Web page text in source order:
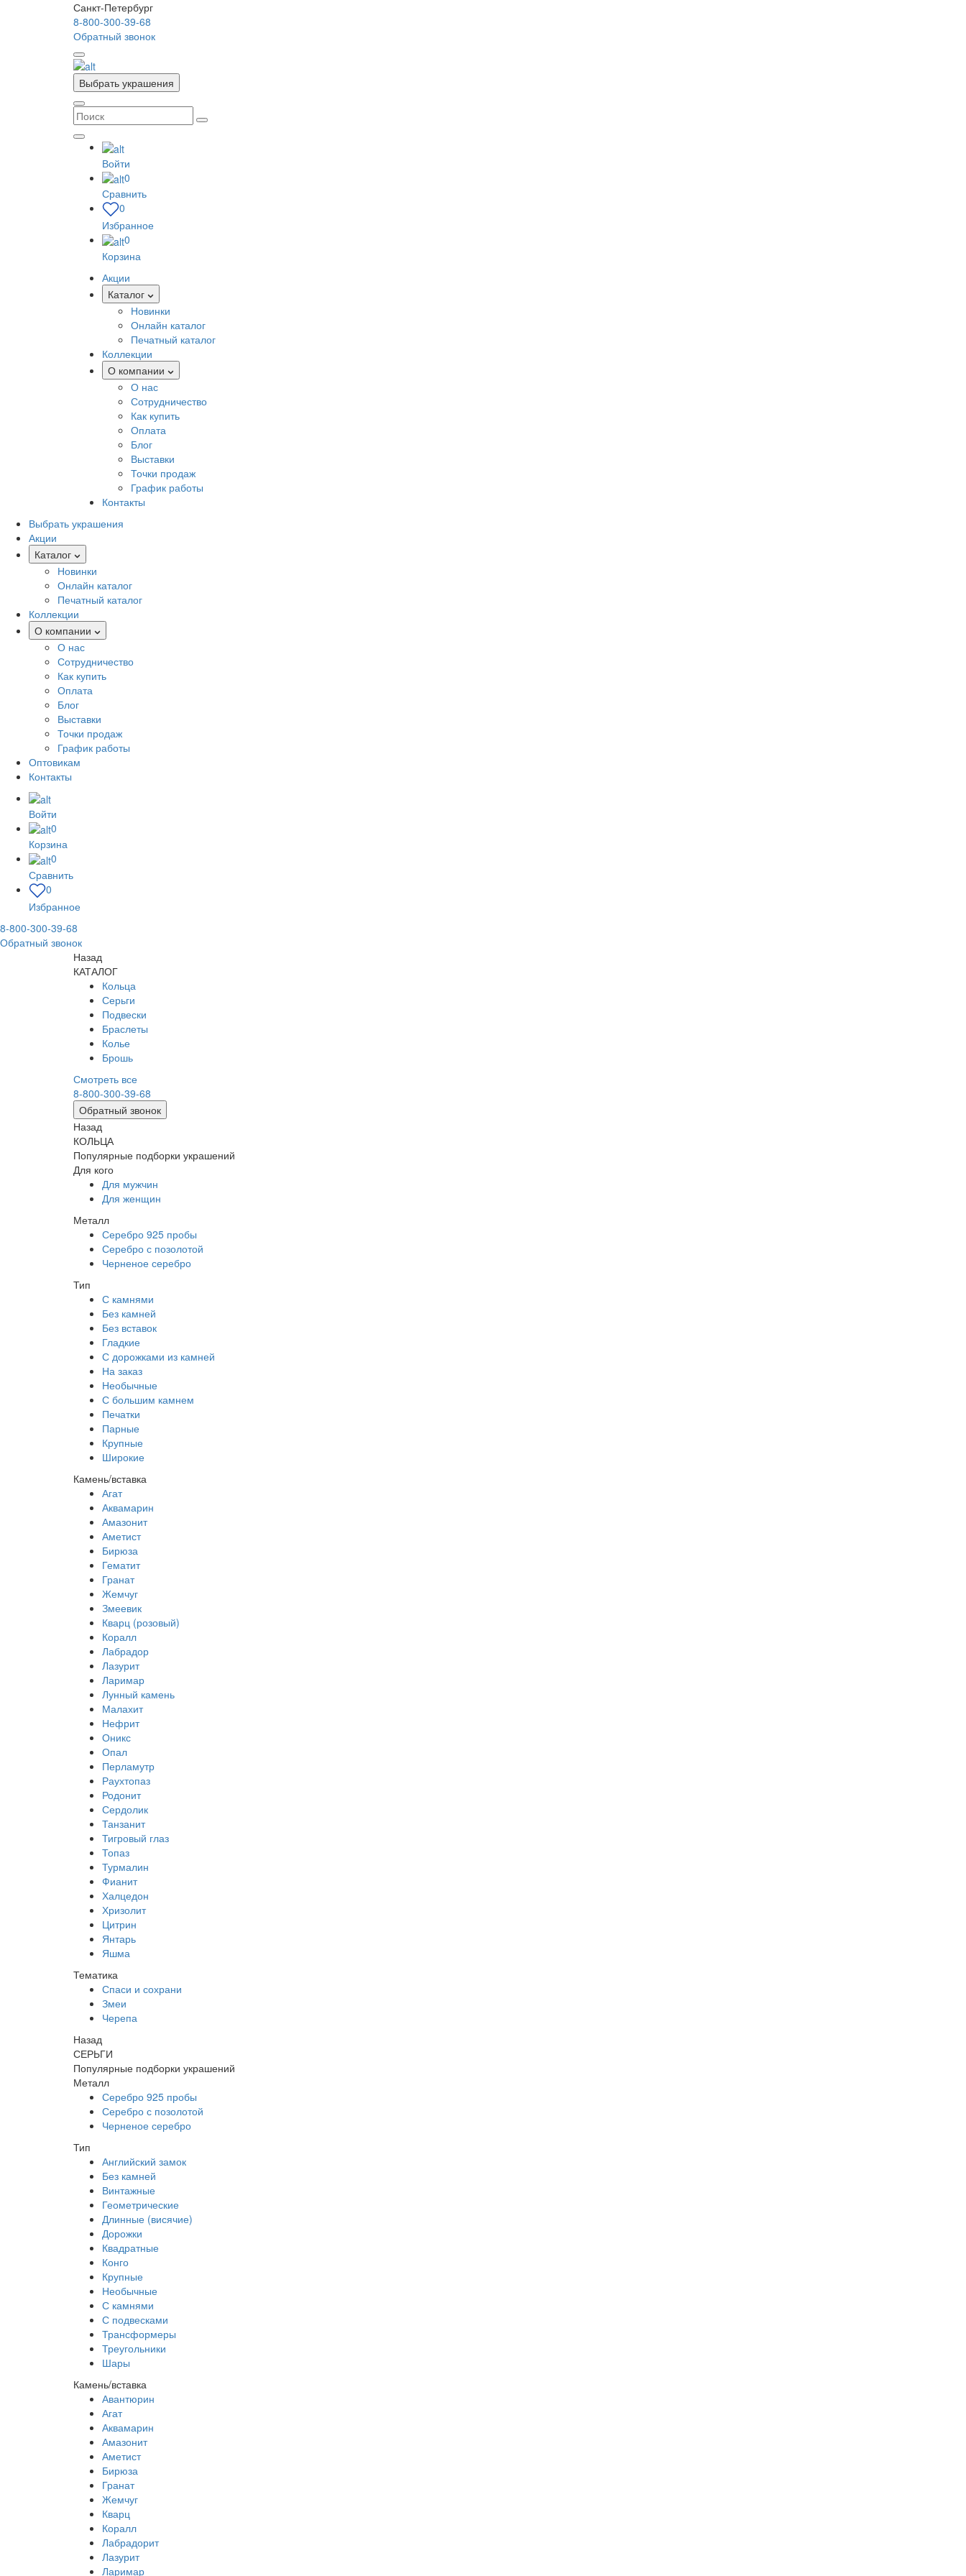
Санкт-Петербург
8-800-300-39-68
Обратный звонок
Выбрать украшения
Войти
0
Сравнить
0
Избранное
0
Корзина
Акции
Каталог
Новинки
Онлайн каталог
Печатный каталог
Коллекции
О компании
О нас
Сотрудничество
Как купить
Оплата
Блог
Выставки
Точки продаж
График работы
Контакты
Выбрать украшения
Акции
Каталог
Новинки
Онлайн каталог
Печатный каталог
Коллекции
О компании
О нас
Сотрудничество
Как купить
Оплата
Блог
Выставки
Точки продаж
График работы
Оптовикам
Контакты
Войти
0
Корзина
0
Сравнить
0
Избранное
8-800-300-39-68
Обратный звонок
Назад
КАТАЛОГ
Кольца
Серьги
Подвески
Браслеты
Колье
Брошь
Смотреть все
8-800-300-39-68
Обратный звонок
Назад
КОЛЬЦА
Популярные подборки украшений
Для кого
Для мужчин
Для женщин
Металл
Серебро 925 пробы
Серебро с позолотой
Черненое серебро
Тип
С камнями
Без камней
Без вставок
Гладкие
С дорожками из камней
На заказ
Необычные
С большим камнем
Печатки
Парные
Крупные
Широкие
Камень/вставка
Агат
Аквамарин
Амазонит
Аметист
Бирюза
Гематит
Гранат
Жемчуг
Змеевик
Кварц (розовый)
Коралл
Лабрадор
Лазурит
Ларимар
Лунный камень
Малахит
Нефрит
Оникс
Опал
Перламутр
Раухтопаз
Родонит
Сердолик
Танзанит
Тигровый глаз
Топаз
Турмалин
Фианит
Халцедон
Хризолит
Цитрин
Янтарь
Яшма
Тематика
Спаси и сохрани
Змеи
Черепа
Назад
СЕРЬГИ
Популярные подборки украшений
Металл
Серебро 925 пробы
Серебро с позолотой
Черненое серебро
Тип
Английский замок
Без камней
Винтажные
Геометрические
Длинные (висячие)
Дорожки
Квадратные
Конго
Крупные
Необычные
С камнями
С подвесками
Трансформеры
Треугольники
Шары
Камень/вставка
Авантюрин
Агат
Аквамарин
Амазонит
Аметист
Бирюза
Гранат
Жемчуг
Кварц
Коралл
Лабрадорит
Лазурит
Ларимар